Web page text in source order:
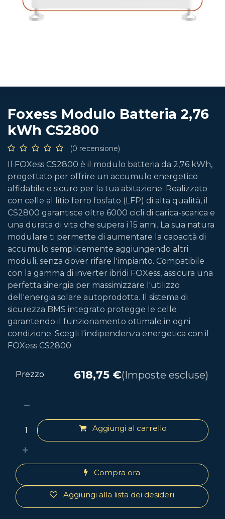
Foxess Modulo Batteria 2,76
kWh CS2800
(0 recensione)
Il FOXess CS2800 è il modulo batteria da 2,76 kWh,
progettato per offrire un accumulo energetico
affidabile e sicuro per la tua abitazione. Realizzato
con celle al litio ferro fosfato (LFP) di alta qualità, il
CS2800 garantisce oltre 6000 cicli di carica-scarica e
una durata di vita che supera i 15 anni. La sua natura
modulare ti permette di aumentare la capacità di
accumulo semplicemente aggiungendo altri
moduli, senza dover rifare l'impianto. Compatibile
con la gamma di inverter ibridi FOXess, assicura una
perfetta sinergia per massimizzare l'utilizzo
dell'energia solare autoprodotta. Il sistema di
sicurezza BMS integrato protegge le celle
garantendo il funzionamento ottimale in ogni
condizione. Scegli l'indipendenza energetica con il
FOXess CS2800.
Aggiungi al carrello
Compra ora
Aggiungi alla lista dei desideri
Prezzo 618,75 €(Imposte escluse)